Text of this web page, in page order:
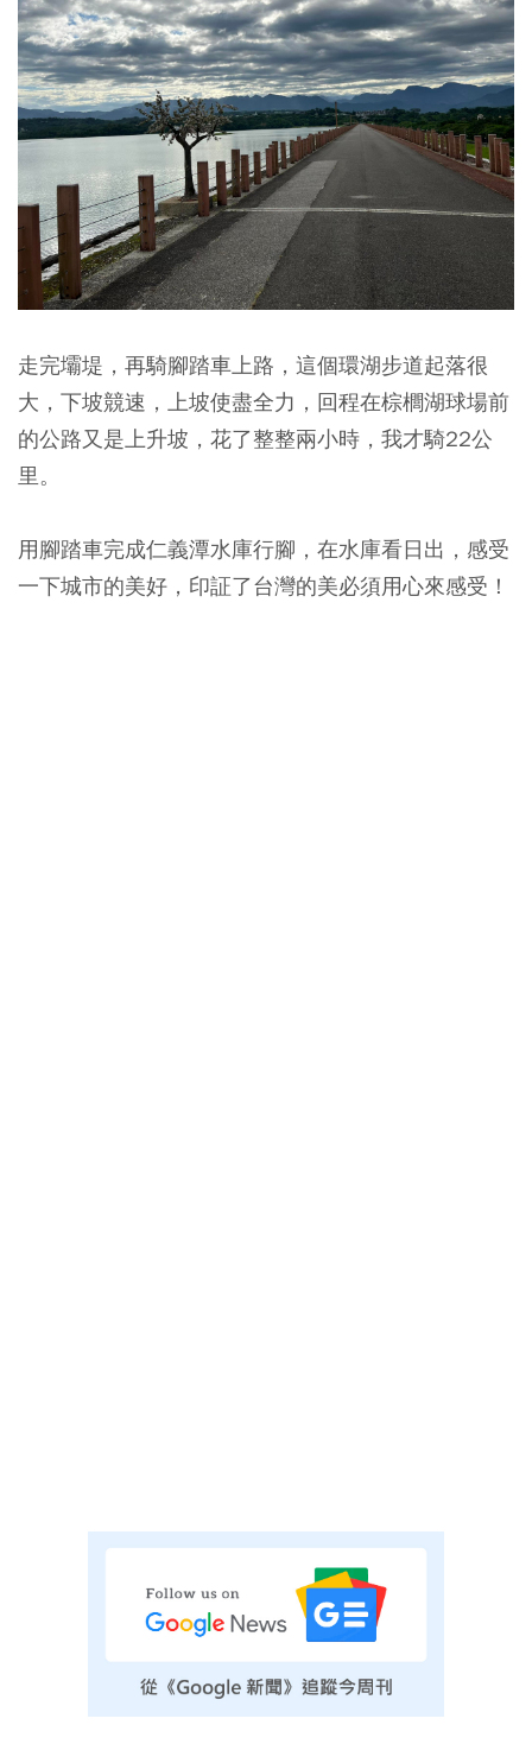
走完壩堤，再騎腳踏車上路，這個環湖步道起落很
大，下坡競速，上坡使盡全力，回程在棕櫚湖球場前
的公路又是上升坡，花了整整兩小時，我才騎22公
里。
用腳踏車完成仁義潭水庫行腳，在水庫看日出，感受
一下城市的美好，印証了台灣的美必須用心來感受！